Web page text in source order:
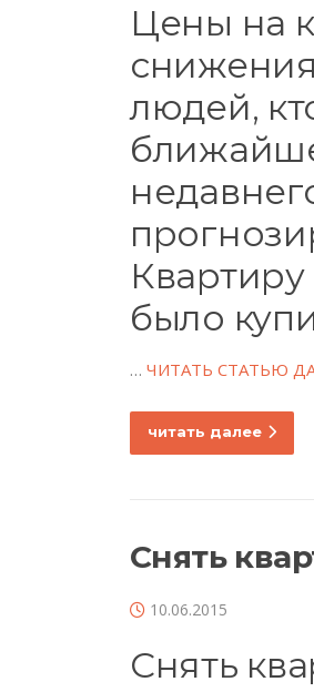
Цены на
людей,
было
… ЧИТАТЬ СТАТЬЮ
читать далее
Снять
10.06.2015
Снять